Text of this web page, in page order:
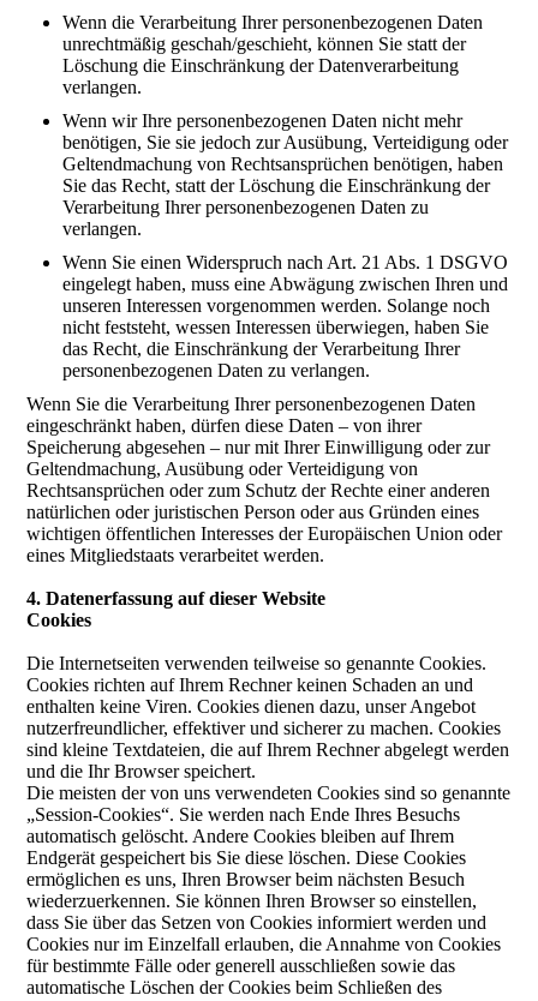
Wenn die Verarbeitung Ihrer personenbezogenen Daten
unrechtmäßig geschah/geschieht, können Sie statt der
Löschung die Einschränkung der Datenverarbeitung
verlangen.
Wenn wir Ihre personenbezogenen Daten nicht mehr
benötigen, Sie sie jedoch zur Ausübung, Verteidigung oder
Geltendmachung von Rechtsansprüchen benötigen, haben
Sie das Recht, statt der Löschung die Einschränkung der
Verarbeitung Ihrer personenbezogenen Daten zu
verlangen.
Wenn Sie einen Widerspruch nach Art. 21 Abs. 1 DSGVO
eingelegt haben, muss eine Abwägung zwischen Ihren und
unseren Interessen vorgenommen werden. Solange noch
nicht feststeht, wessen Interessen überwiegen, haben Sie
das Recht, die Einschränkung der Verarbeitung Ihrer
personenbezogenen Daten zu verlangen.
Wenn Sie die Verarbeitung Ihrer personenbezogenen Daten
eingeschränkt haben, dürfen diese Daten – von ihrer
Speicherung abgesehen – nur mit Ihrer Einwilligung oder zur
Geltendmachung, Ausübung oder Verteidigung von
Rechtsansprüchen oder zum Schutz der Rechte einer anderen
natürlichen oder juristischen Person oder aus Gründen eines
wichtigen öffentlichen Interesses der Europäischen Union oder
eines Mitgliedstaats verarbeitet werden.
4. Datenerfassung auf dieser Website
Cookies
Die Internetseiten verwenden teilweise so genannte Cookies.
Cookies richten auf Ihrem Rechner keinen Schaden an und
enthalten keine Viren. Cookies dienen dazu, unser Angebot
nutzerfreundlicher, effektiver und sicherer zu machen. Cookies
sind kleine Textdateien, die auf Ihrem Rechner abgelegt werden
und die Ihr Browser speichert.
Die meisten der von uns verwendeten Cookies sind so genannte
„Session-Cookies“. Sie werden nach Ende Ihres Besuchs
automatisch gelöscht. Andere Cookies bleiben auf Ihrem
Endgerät gespeichert bis Sie diese löschen. Diese Cookies
ermöglichen es uns, Ihren Browser beim nächsten Besuch
wiederzuerkennen. Sie können Ihren Browser so einstellen,
dass Sie über das Setzen von Cookies informiert werden und
Cookies nur im Einzelfall erlauben, die Annahme von Cookies
für bestimmte Fälle oder generell ausschließen sowie das
automatische Löschen der Cookies beim Schließen des